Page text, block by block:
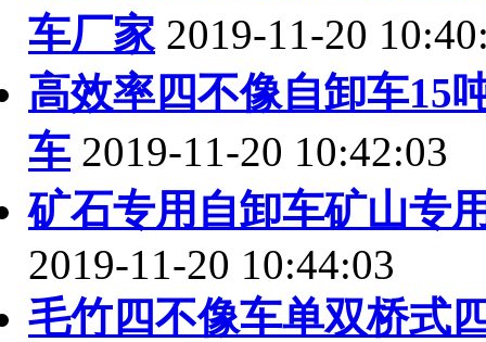
车厂家 2019-11-20
高效率四不像自卸车15
车 2019-11-20 10:42:03
矿石专用自卸车矿山专
2019-11-20 10:44:03
毛竹四不像车单双桥式